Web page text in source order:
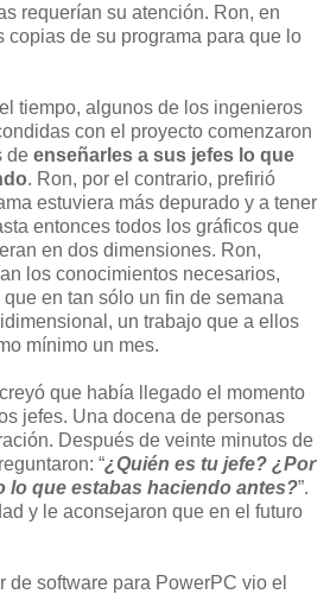
requerían su atención. Ron, en
copias de su programa para que lo
tiempo, algunos de los ingenieros
con el proyecto comenzaron
de enseñarles a sus jefes lo que
. Ron, por el contrario, prefirió
estuviera más depurado y a tener
entonces todos los gráficos que
en dos dimensiones. Ron,
los conocimientos necesarios,
en tan sólo un fin de semana
un trabajo que a ellos
mínimo un mes.
que había llegado el momento
jefes. Una docena de personas
Después de veinte minutos de
“¿Quién es tu jefe? ¿Por
lo que estabas haciendo antes?”.
y le aconsejaron que en el futuro
de software para PowerPC vio el